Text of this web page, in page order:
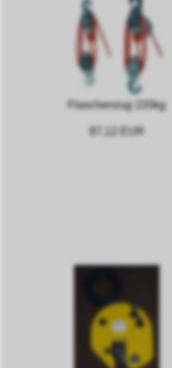
Flaschenzug 220kg
87,12 EUR